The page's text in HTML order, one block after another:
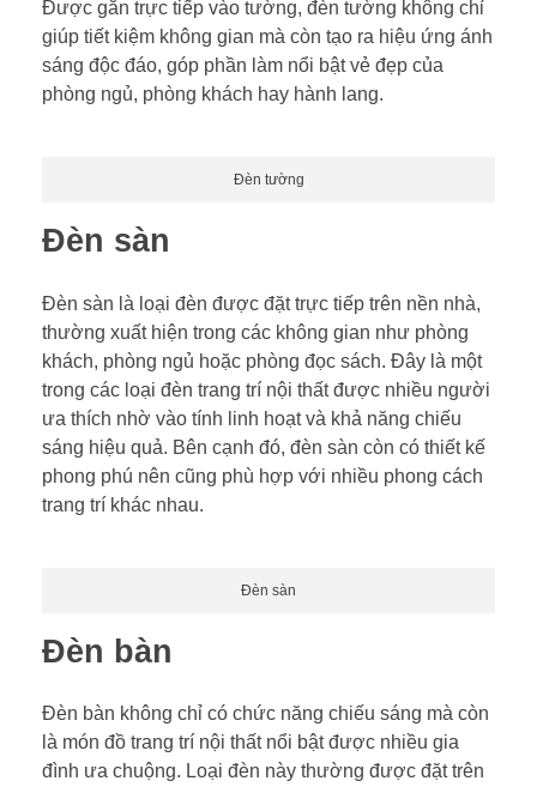
Được gắn trực tiếp vào tường, đèn tường không chỉ
giúp tiết kiệm không gian mà còn tạo ra hiệu ứng ánh
sáng độc đáo, góp phần làm nổi bật vẻ đẹp của
phòng ngủ, phòng khách hay hành lang.
Đèn tường
Đèn sàn
Đèn sàn là loại đèn được đặt trực tiếp trên nền nhà,
thường xuất hiện trong các không gian như phòng
khách, phòng ngủ hoặc phòng đọc sách. Đây là một
trong các loại đèn trang trí nội thất được nhiều người
ưa thích nhờ vào tính linh hoạt và khả năng chiếu
sáng hiệu quả. Bên cạnh đó, đèn sàn còn có thiết kế
phong phú nên cũng phù hợp với nhiều phong cách
trang trí khác nhau.
Đèn sàn
Đèn bàn
Đèn bàn không chỉ có chức năng chiếu sáng mà còn
là món đồ trang trí nội thất nổi bật được nhiều gia
đình ưa chuộng. Loại đèn này thường được đặt trên